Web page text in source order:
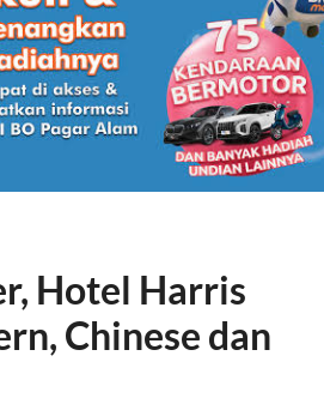
Hotel Harris
Chinese dan